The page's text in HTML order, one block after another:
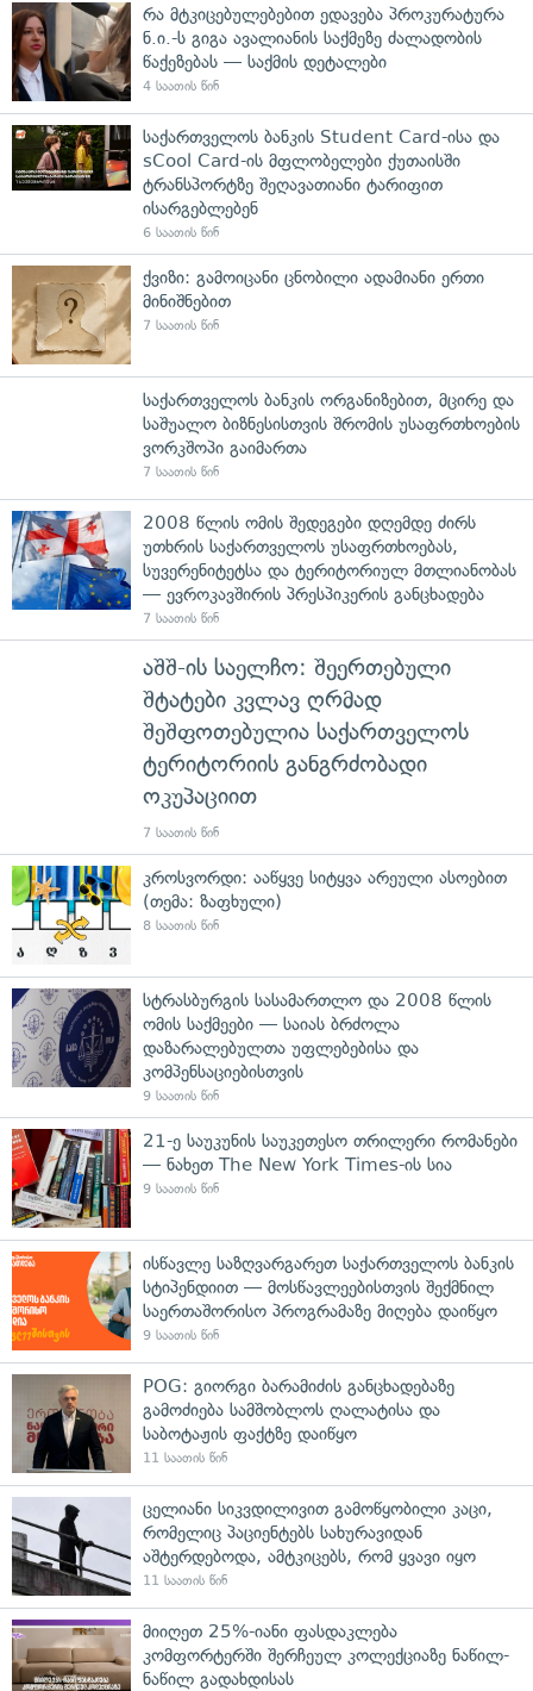
რა მტკიცებულებებით ედავება პროკურატურა
ნ.ი.-ს გიგა ავალიანის საქმეზე ძალადობის
წაქეზებას — საქმის დეტალები
4 საათის წინ
საქართველოს ბანკის Student Card-ისა და
sCool Card-ის მფლობელები ქუთაისში
ტრანსპორტზე შეღავათიანი ტარიფით
ისარგებლებენ
6 საათის წინ
ქვიზი: გამოიცანი ცნობილი ადამიანი ერთი
მინიშნებით
7 საათის წინ
საქართველოს ბანკის ორგანიზებით, მცირე და
საშუალო ბიზნესისთვის შრომის უსაფრთხოების
ვორკშოპი გაიმართა
7 საათის წინ
2008 წლის ომის შედეგები დღემდე ძირს
უთხრის საქართველოს უსაფრთხოებას,
სუვერენიტეტსა და ტერიტორიულ მთლიანობას
— ევროკავშირის პრესპიკერის განცხადება
7 საათის წინ
აშშ-ის საელჩო: შეერთებული
შტატები კვლავ ღრმად
შეშფოთებულია საქართველოს
ტერიტორიის განგრძობადი
ოკუპაციით
7 საათის წინ
კროსვორდი: ააწყვე სიტყვა არეული ასოებით
(თემა: ზაფხული)
8 საათის წინ
სტრასბურგის სასამართლო და 2008 წლის
ომის საქმეები — საიას ბრძოლა
დაზარალებულთა უფლებებისა და
კომპენსაციებისთვის
9 საათის წინ
21-ე საუკუნის საუკეთესო თრილერი რომანები
— ნახეთ The New York Times-ის სია
9 საათის წინ
ისწავლე საზღვარგარეთ საქართველოს ბანკის
სტიპენდიით — მოსწავლეებისთვის შექმნილ
საერთაშორისო პროგრამაზე მიღება დაიწყო
9 საათის წინ
POG: გიორგი ბარამიძის განცხადებაზე
გამოძიება სამშობლოს ღალატისა და
საბოტაჟის ფაქტზე დაიწყო
11 საათის წინ
ცელიანი სიკვდილივით გამოწყობილი კაცი,
რომელიც პაციენტებს სახურავიდან
აშტერდებოდა, ამტკიცებს, რომ ყვავი იყო
11 საათის წინ
მიიღეთ 25%-იანი ფასდაკლება
კომფორტერში შერჩეულ კოლექციაზე ნაწილ-
ნაწილ გადახდისას